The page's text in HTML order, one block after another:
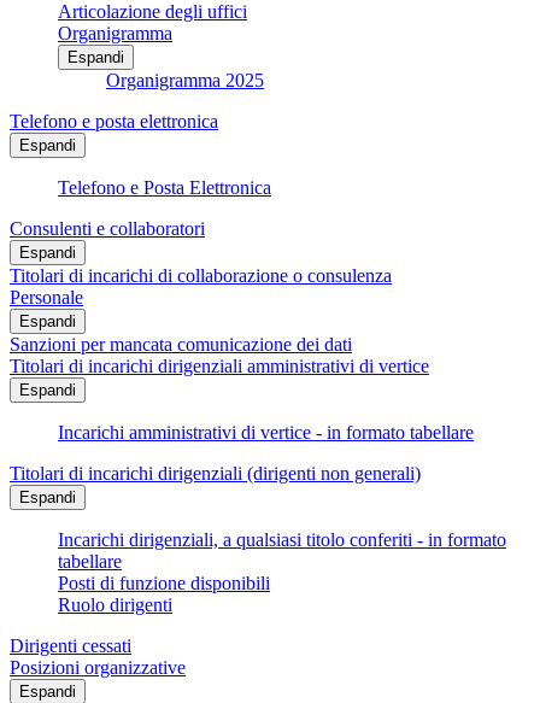
Articolazione degli uffici
Organigramma
Espandi
Organigramma 2025
Telefono e posta elettronica
Espandi
Telefono e Posta Elettronica
Consulenti e collaboratori
Espandi
Titolari di incarichi di collaborazione o consulenza
Personale
Espandi
Sanzioni per mancata comunicazione dei dati
Titolari di incarichi dirigenziali amministrativi di vertice
Espandi
Incarichi amministrativi di vertice - in formato tabellare
Titolari di incarichi dirigenziali (dirigenti non generali)
Espandi
Incarichi dirigenziali, a qualsiasi titolo conferiti - in formato
tabellare
Posti di funzione disponibili
Ruolo dirigenti
Dirigenti cessati
Posizioni organizzative
Espandi